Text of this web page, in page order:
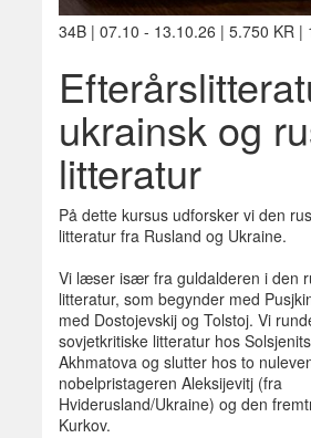
34B | 07.10 - 13.10.26 | 5.750 KR |
ukrainsk og
litteratur
På dette kursus udforsker vi den
litteratur fra Rusland og Ukraine.
Vi læser især fra guldalderen i den
litteratur, som begynder med
med Dostojevskij og Tolstoj. Vi
sovjetkritiske litteratur hos
Akhmatova og slutter hos to
nobelpristageren Aleksijevitj (fra
Hviderusland/Ukraine) og den
Kurkov.